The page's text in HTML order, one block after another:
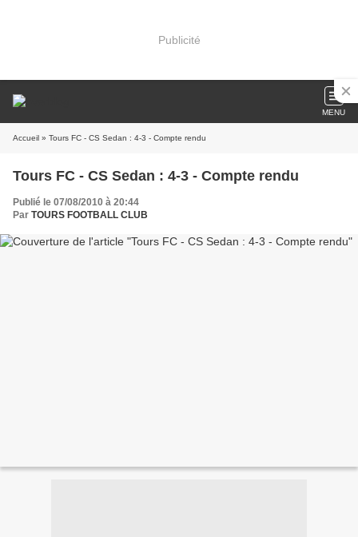
Publicité
MENU
Accueil » Tours FC - CS Sedan : 4-3 - Compte rendu
Tours FC - CS Sedan : 4-3 - Compte rendu
Publié le 07/08/2010 à 20:44
Par TOURS FOOTBALL CLUB